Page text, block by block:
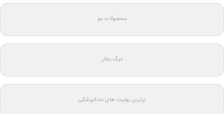
محصولات مو
دیگ بخار
برترین یونیت های دندانپزشکی